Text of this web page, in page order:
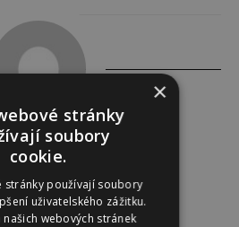
magazínu Instinkt.
×
stránky
soubory
cookie.
stránky používají soubory
uživatelského zážitku.
našich webových stránek